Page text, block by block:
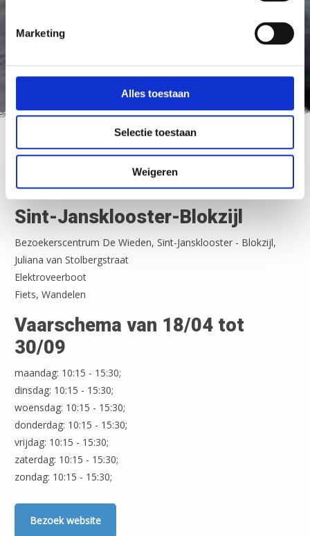
Marketing
Alles toestaan
Selectie toestaan
Weigeren
Sint-Jansklooster-Blokzijl
Sint-Jansklooster-Blokzijl
Bezoekerscentrum De Wieden, Sint-Jansklooster - Blokzijl,
Juliana van Stolbergstraat
Elektroveerboot
Fiets, Wandelen
Vaarschema van 18/04 tot
30/09
maandag: 10:15 - 15:30;
dinsdag: 10:15 - 15:30;
woensdag: 10:15 - 15:30;
donderdag: 10:15 - 15:30;
vrijdag: 10:15 - 15:30;
zaterdag: 10:15 - 15:30;
zondag: 10:15 - 15:30;
Bezoek website